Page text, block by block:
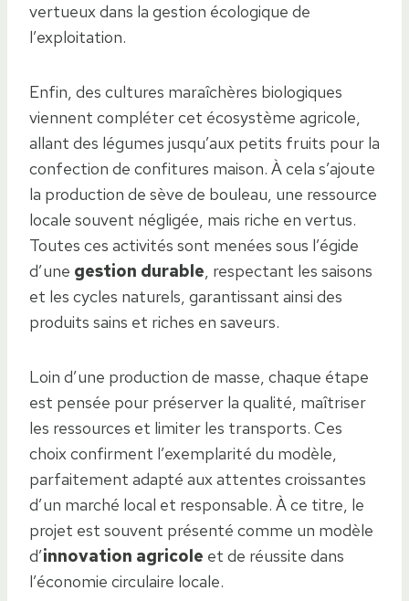
vertueux dans la gestion écologique de
l’exploitation.
Enfin, des cultures maraîchères biologiques
viennent compléter cet écosystème agricole,
allant des légumes jusqu’aux petits fruits pour la
confection de confitures maison. À cela s’ajoute
la production de sève de bouleau, une ressource
locale souvent négligée, mais riche en vertus.
Toutes ces activités sont menées sous l’égide
d’une gestion durable, respectant les saisons
et les cycles naturels, garantissant ainsi des
produits sains et riches en saveurs.
Loin d’une production de masse, chaque étape
est pensée pour préserver la qualité, maîtriser
les ressources et limiter les transports. Ces
choix confirment l’exemplarité du modèle,
parfaitement adapté aux attentes croissantes
d’un marché local et responsable. À ce titre, le
projet est souvent présenté comme un modèle
d’innovation agricole et de réussite dans
l’économie circulaire locale.